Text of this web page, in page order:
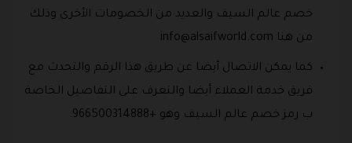
خصم عالم السيف والعديد من الخصومات الأخرى وذلك
من هنا info@alsaifworld.com
كما يمكن الاتصال أيضا عن طريق هذا الرقم والتحدث مع
فريق خدمة العملاء أيضا والتعرف على التفاصيل الخاصة
ب رمز خصم عالم السيف وهو +966500314888.